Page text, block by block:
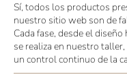
Sí, todos los productos
nuestro sitio web son de
Cada fase, desde el diseño
se realiza en nuestro
un control continuo de la